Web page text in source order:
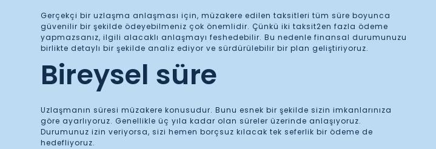
Gerçekçi bir uzlaşma anlaşması için, müzakere edilen taksitleri tüm süre boyunca
güvenilir bir şekilde ödeyebilmeniz çok önemlidir. Çünkü iki taksit2en fazla ödeme
yapmazsanız, ilgili alacaklı anlaşmayı feshedebilir. Bu nedenle finansal durumunuzu
birlikte detaylı bir şekilde analiz ediyor ve sürdürülebilir bir plan geliştiriyoruz.
Bireysel süre
Uzlaşmanın süresi müzakere konusudur. Bunu esnek bir şekilde sizin imkanlarınıza
göre ayarlıyoruz. Genellikle üç yıla kadar olan süreler üzerinde anlaşıyoruz.
Durumunuz izin veriyorsa, sizi hemen borçsuz kılacak tek seferlik bir ödeme de
hedefliyoruz.